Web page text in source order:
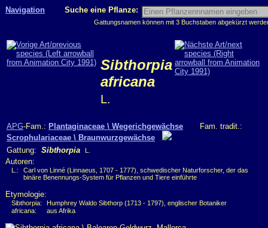
Navigation Suche eine Pflanze:
Gattungsnamen können mit 3 Buchstaben abgekürzt
Sibthorpia
africana
L.
APG-Fam.: Plantaginaceae \ Wegerichgewächse Fam. tradit.:
Scrophulariaceae \ Braunwurzgewächse
Gattung: Sibthorpia L.
Autoren:
L.:
Carl von Linné (Linnaeus, 1707 - 1777), schwedischer Naturforscher, der das
binäre Benennungs-System für Pflanzen und Tiere einführte
Etymologie:
Sibthorpia:
Humphrey Waldo Sibthorp (1713 - 1797), englischer Botaniker
africana:
aus Afrika